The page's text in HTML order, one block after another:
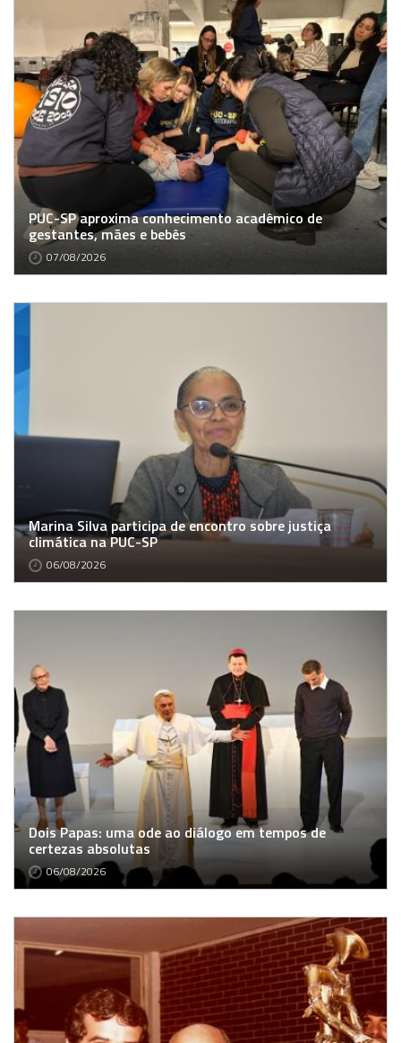
PUC-SP aproxima conhecimento acadêmico de
gestantes, mães e bebês
07/08/2026
Marina Silva participa de encontro sobre justiça
climática na PUC-SP
06/08/2026
Dois Papas: uma ode ao diálogo em tempos de
certezas absolutas
06/08/2026